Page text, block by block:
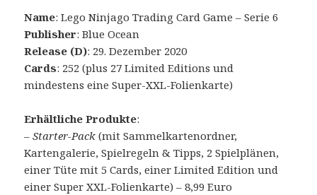
Name: Lego Ninjago Trading Card Game – Serie 6
Publisher: Blue Ocean
Release (D): 29. Dezember 2020
Cards: 252 (plus 27 Limited Editions und
mindestens eine Super-XXL-Folienkarte)
Erhältliche Produkte:
–Starter-Pack (mit Sammelkartenordner,
Kartengalerie, Spielregeln & Tipps, 2 Spielplänen,
einer Tüte mit 5 Cards, einer Limited Edition und
einer Super XXL-Folienkarte) – 8,99 Euro